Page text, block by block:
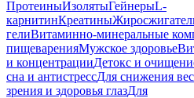
ПротеиныИзолятыГейнерыL-
карнитинКреатины
гелиВитаминно-минеральные
пищеваренияМужское здоровье
и концентрацииДетокс и
сна и антистрессДля снижения
зрения и здоровья глазДля